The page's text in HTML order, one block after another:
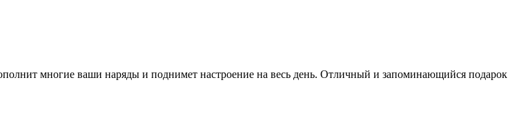
многие ваши наряды и поднимет настроение на весь день. Отличный и запоминающийся подарок